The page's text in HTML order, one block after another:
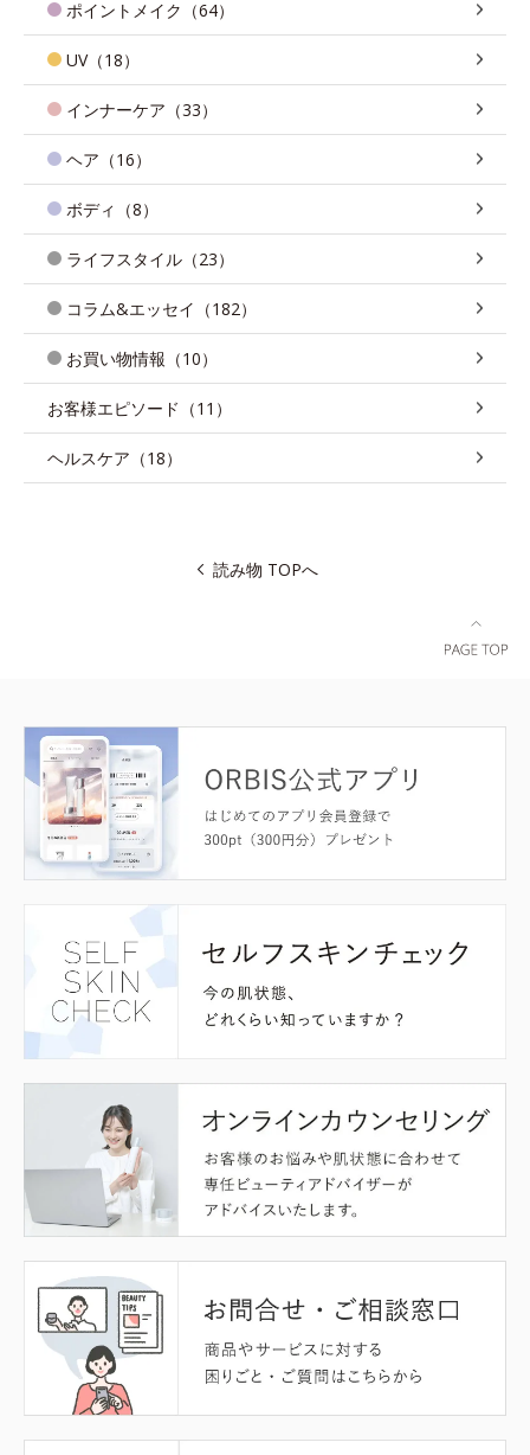
ポイントメイク（64）
UV（18）
インナーケア（33）
ヘア（16）
ボディ（8）
ライフスタイル（23）
コラム&エッセイ（182）
お買い物情報（10）
お客様エピソード（11）
ヘルスケア（18）
読み物 TOPへ